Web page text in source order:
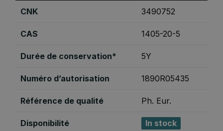
CNK 3490752
CAS 1405-20-5
Durée de conservation* 5Y
Numéro d’autorisation 1890R05435
Référence de qualité Ph. Eur.
Disponibilité In stock